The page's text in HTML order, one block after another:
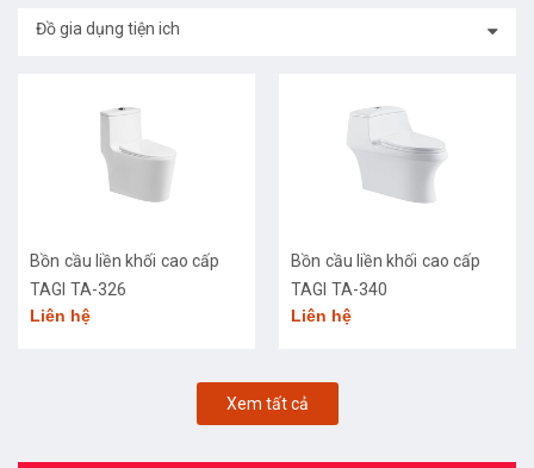
Đồ gia dụng tiện ich
Bồn cầu liền khối cao cấp
TAGI TA-326
Liên hệ
Bồn cầu liền khối cao cấp
TAGI TA-340
Liên hệ
Xem tất cả